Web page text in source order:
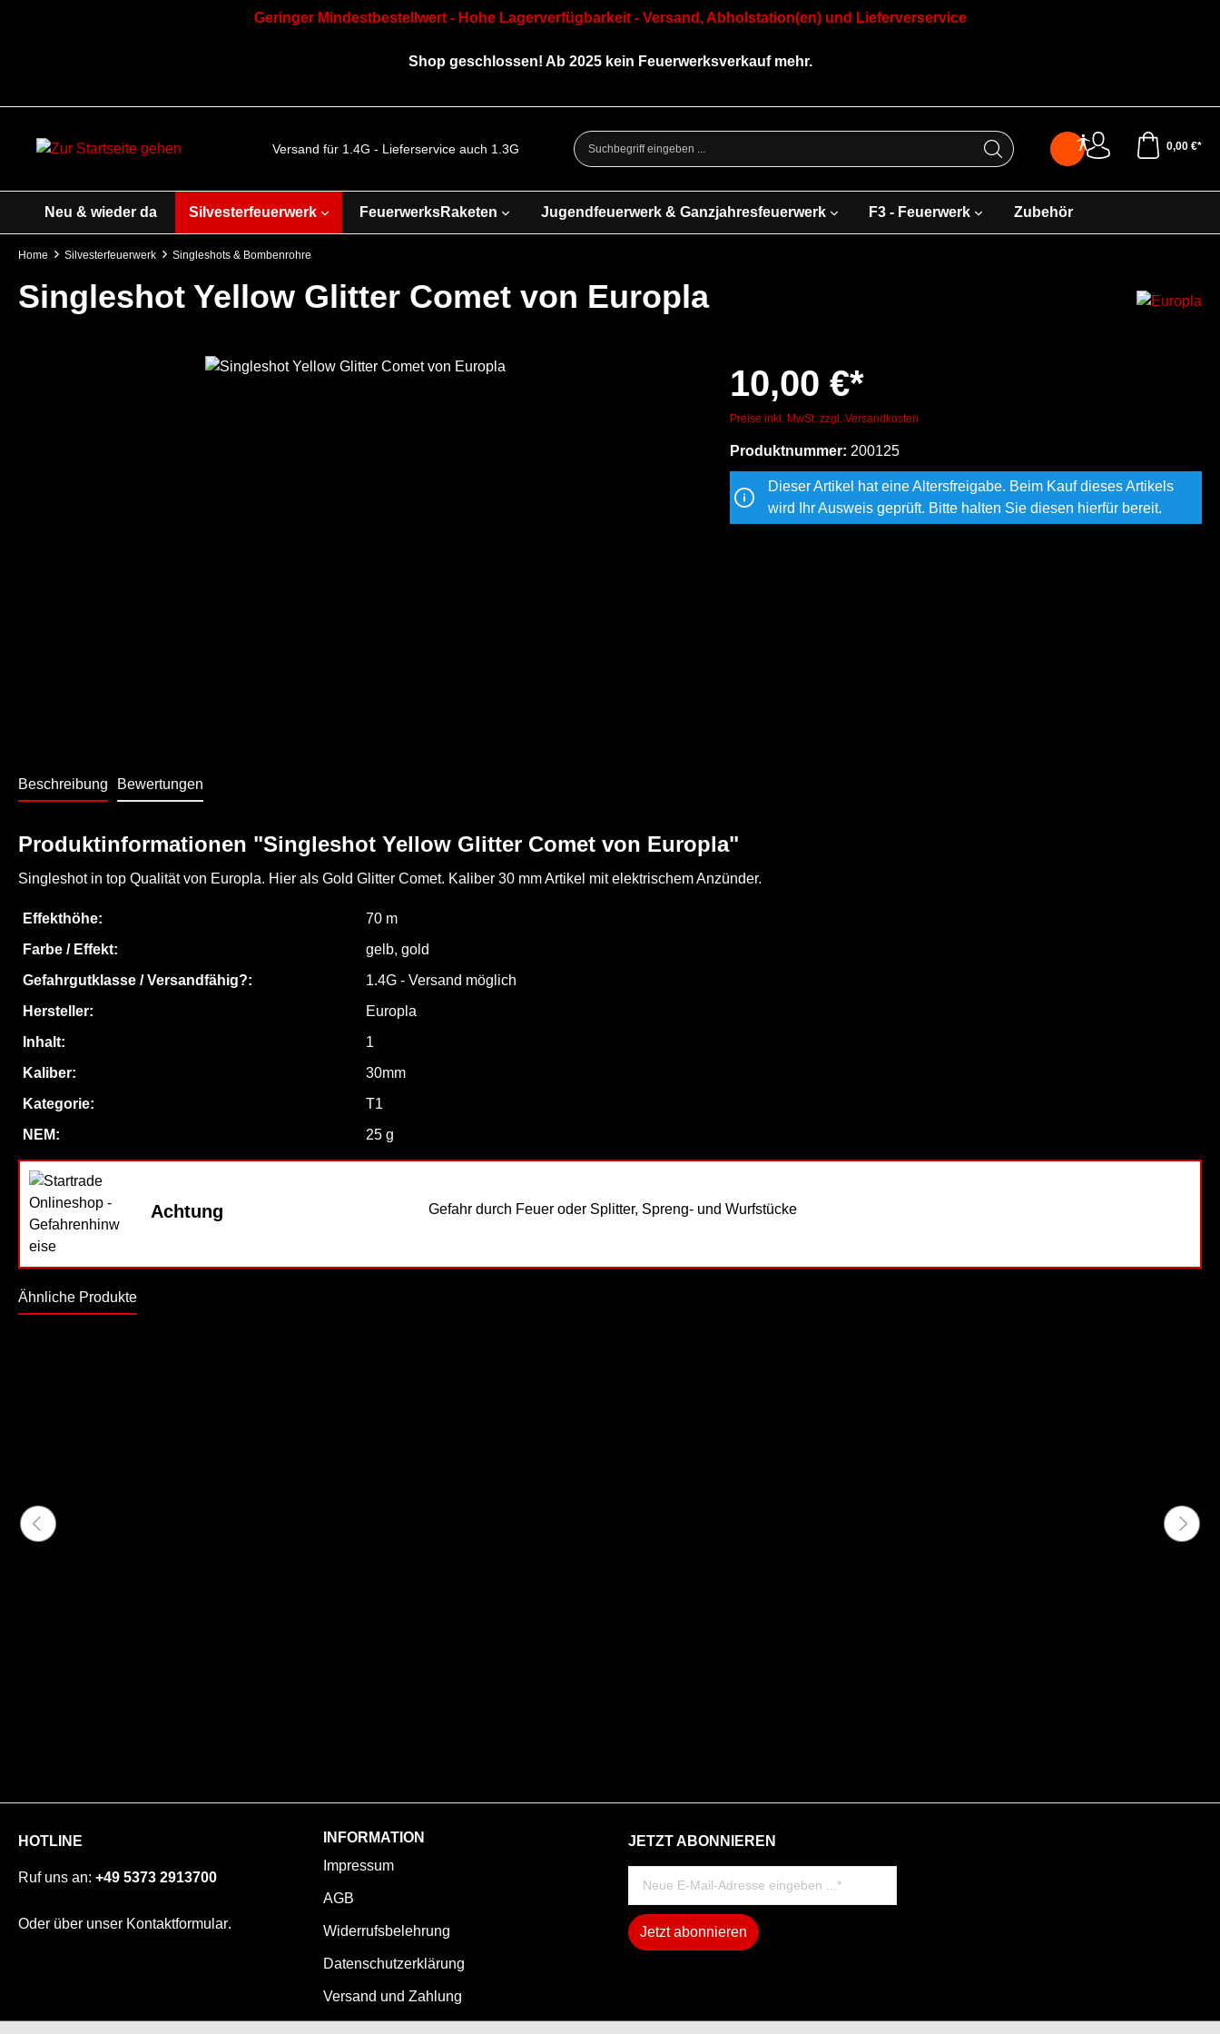
Geringer Mindestbestellwert - Hohe Lagerverfügbarkeit - Versand, Abholstation(en) und Lieferverservice
Shop geschlossen! Ab 2025 kein Feuerwerksverkauf mehr.
Versand für 1.4G - Lieferservice auch 1.3G 0,00 €*
Neu & wieder da Silvesterfeuerwerk FeuerwerksRaketen Jugendfeuerwerk & Ganzjahresfeuerwerk F3 - Feuerwerk Zubehör
Home Silvesterfeuerwerk Singleshots & Bombenrohre
Singleshot Yellow Glitter Comet von Europla
10,00 €*
Preise inkl. MwSt. zzgl. Versandkosten
Produktnummer: 200125
Dieser Artikel hat eine Altersfreigabe. Beim Kauf dieses Artikels
wird Ihr Ausweis geprüft. Bitte halten Sie diesen hierfür bereit.
Beschreibung Bewertungen
Produktinformationen "Singleshot Yellow Glitter Comet von Europla"
Singleshot in top Qualität von Europla. Hier als Gold Glitter Comet. Kaliber 30 mm Artikel mit elektrischem Anzünder.
Effekthöhe:
70 m
Farbe / Effekt:
gelb, gold
Gefahrgutklasse / Versandfähig?:
1.4G - Versand möglich
Hersteller:
Europla
Inhalt:
1
Kaliber:
30mm
Kategorie:
T1
NEM:
25 g
Achtung Gefahr durch Feuer oder Splitter, Spreng- und Wurfstücke
Ähnliche Produkte
HOTLINE
Ruf uns an: +49 5373 2913700
Oder über unser Kontaktformular.
INFORMATION
Impressum
AGB
Widerrufsbelehrung
Datenschutzerklärung
Versand und Zahlung
JETZT ABONNIEREN
Jetzt abonnieren